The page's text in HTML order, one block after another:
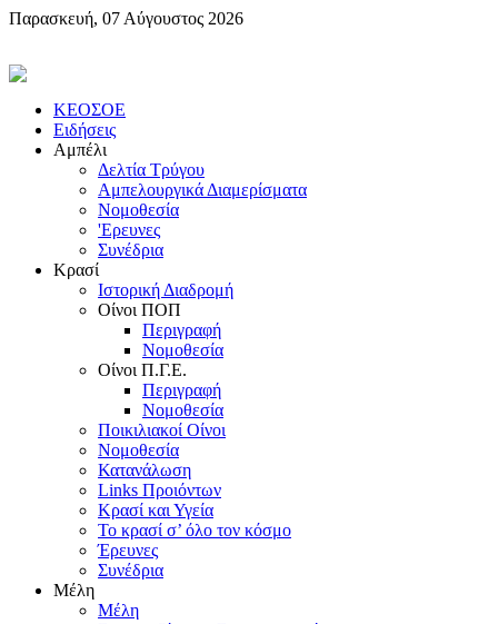
Παρασκευή, 07 Αύγουστος 2026
KEOΣOE
Ειδήσεις
Αμπέλι
Δελτία Τρύγου
Αμπελουργικά Διαμερίσματα
Nομοθεσία
'Eρευνες
Συνέδρια
Κρασί
Iστορική Διαδρομή
Oίνοι ΠOΠ
Περιγραφή
Nομοθεσία
Oίνοι Π.Γ.E.
Περιγραφή
Νομοθεσία
Ποικιλιακοί Oίνοι
Nομοθεσία
Κατανάλωση
Links Προιόντων
Κρασί και Υγεία
To κρασί σ’ όλο τον κόσμο
Έρευνες
Συνέδρια
Μέλη
Mέλη